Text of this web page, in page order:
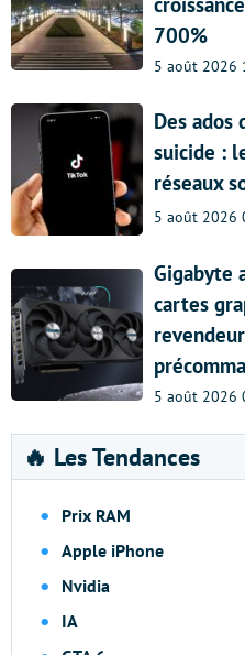
700%
5 août 2026
Des ados
suicide :
réseaux
5 août 2026
Gigabyte
cartes
5 août 2026
🔥 Les Tendances
Prix RAM
Apple iPhone
Nvidia
IA